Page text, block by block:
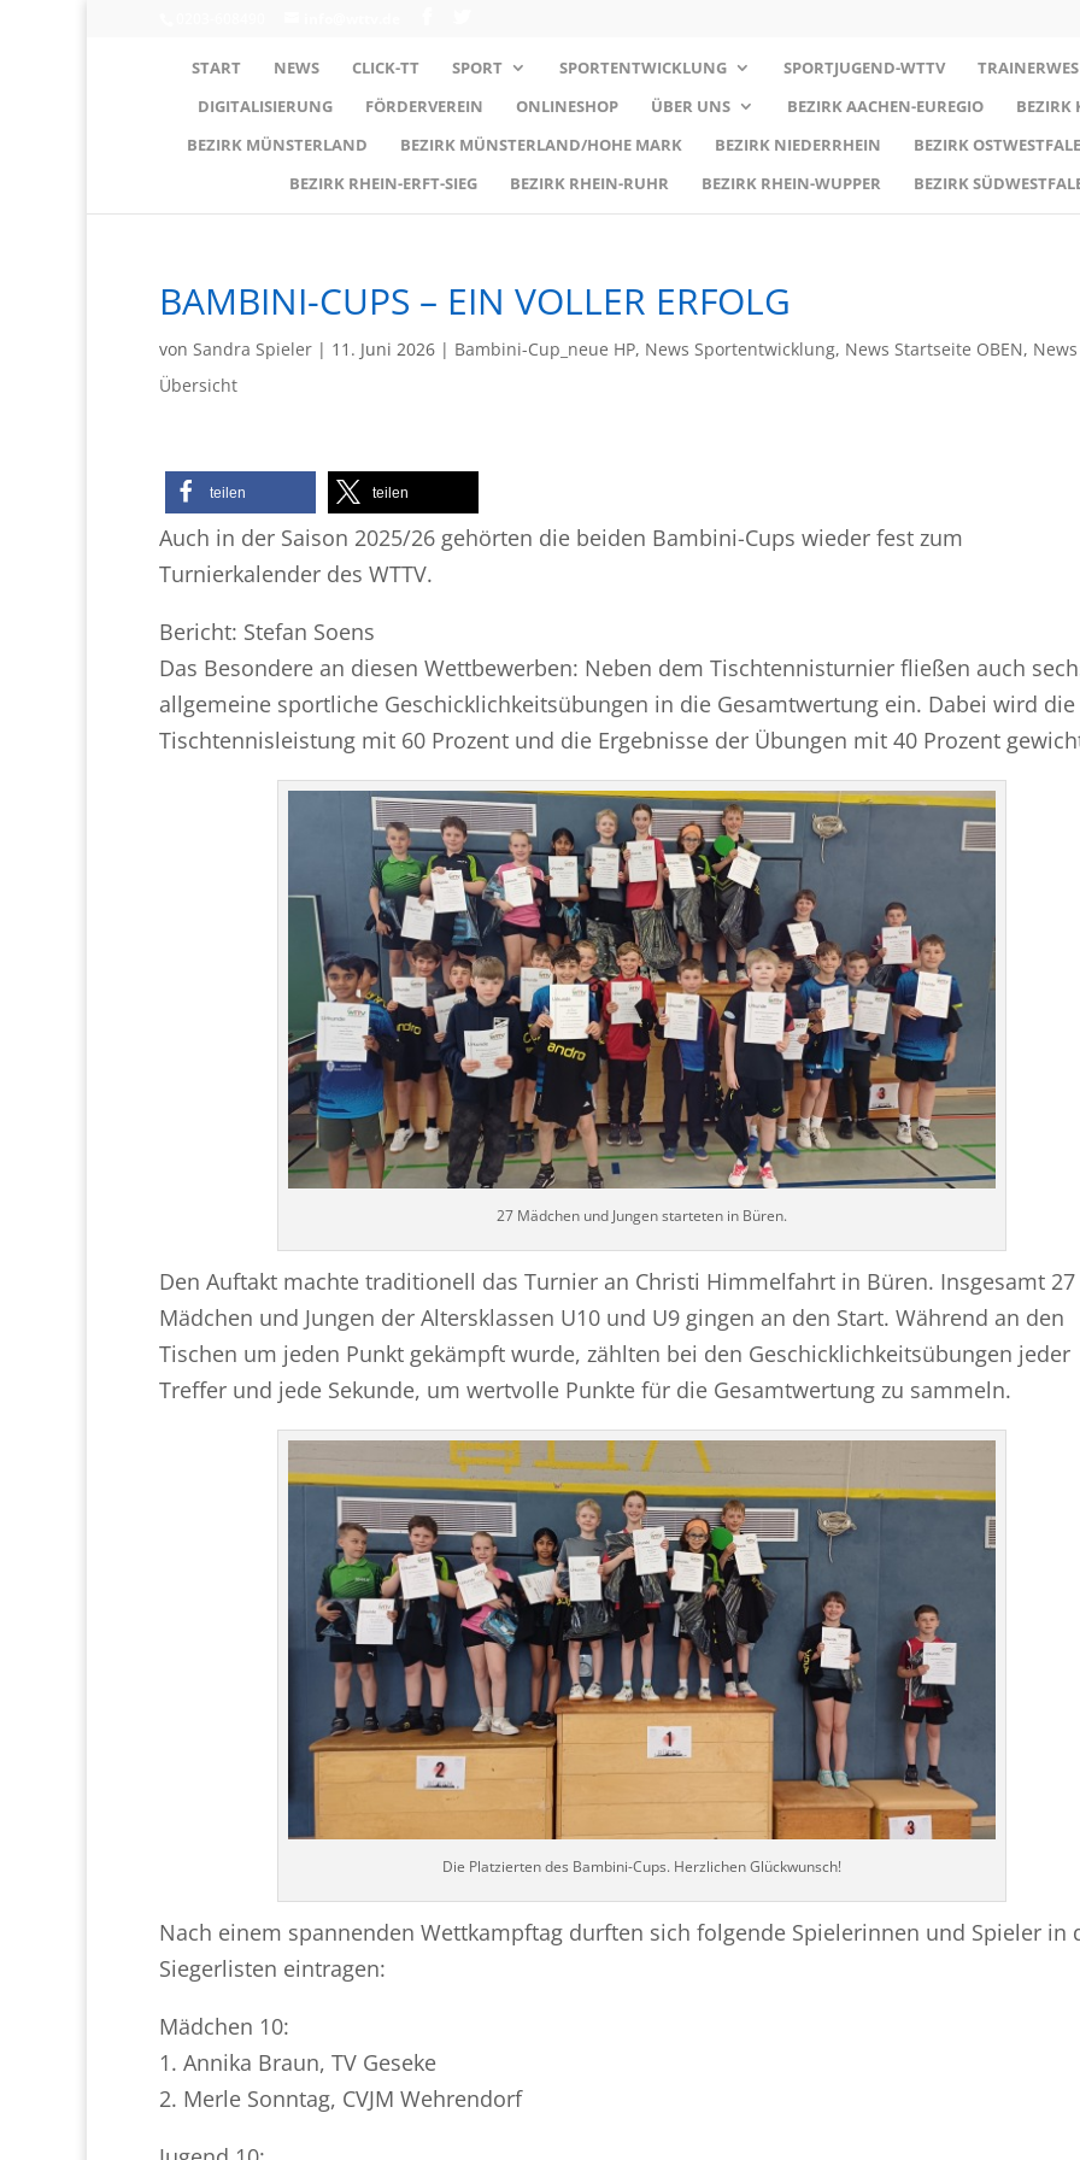
START NEWS CLICK-TT SPORT SPORTENTWICKLUNG SPORTJUGEND-WTTV
DIGITALISIERUNG
FÖRDERVEREIN ONLINESHOP ÜBER UNS BEZIRK AACHEN-EUREGIO
BEZIRK
BEZIRK MÜNSTERLAND
BEZIRK MÜNSTERLAND/HOHE MARK BEZIRK NIEDERRHEIN
BEZIRK
BEZIRK RHEIN-ERFT-SIEG
BEZIRK RHEIN-RUHR BEZIRK RHEIN-WUPPER BEZIRK
BAMBINI-CUPS – EIN VOLLER ERFOLG
von Sandra Spieler | 11. Juni 2026 | Bambini-Cup_neue HP, News Sportentwicklung, News Startseite OBEN, News
Übersicht
teilen teilen
Auch in der Saison 2025/26 gehörten die beiden Bambini-Cups wieder fest zum
Turnierkalender des WTTV.
Bericht: Stefan Soens
Das Besondere an diesen Wettbewerben: Neben dem Tischtennisturnier fließen auch
allgemeine sportliche Geschicklichkeitsübungen in die Gesamtwertung ein. Dabei wird die
Tischtennisleistung mit 60 Prozent und die Ergebnisse der Übungen mit 40 Prozent
27 Mädchen und Jungen starteten in Büren.
Den Auftakt machte traditionell das Turnier an Christi Himmelfahrt in Büren. Insgesamt 27
Mädchen und Jungen der Altersklassen U10 und U9 gingen an den Start. Während an den
Tischen um jeden Punkt gekämpft wurde, zählten bei den Geschicklichkeitsübungen jeder
Treffer und jede Sekunde, um wertvolle Punkte für die Gesamtwertung zu sammeln.
Die Platzierten des Bambini-Cups. Herzlichen Glückwunsch!
Nach einem spannenden Wettkampftag durften sich folgende Spielerinnen und Spieler in
Siegerlisten eintragen:
Mädchen 10:
1. Annika Braun, TV Geseke
2. Merle Sonntag, CVJM Wehrendorf